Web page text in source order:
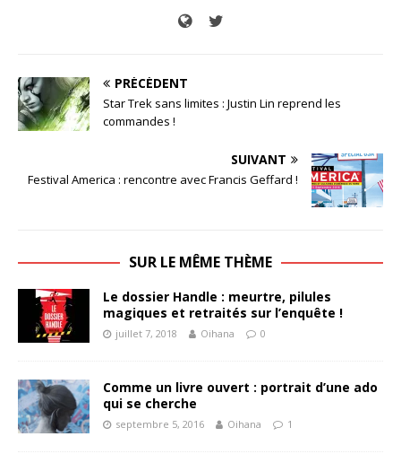
PRÉCÉDENT
Star Trek sans limites : Justin Lin reprend les
commandes !
SUIVANT
Festival America : rencontre avec Francis Geffard !
SUR LE MÊME THÈME
Le dossier Handle : meurtre, pilules
magiques et retraités sur l’enquête !
juillet 7, 2018 Oihana 0
Comme un livre ouvert : portrait d’une ado
qui se cherche
septembre 5, 2016 Oihana 1